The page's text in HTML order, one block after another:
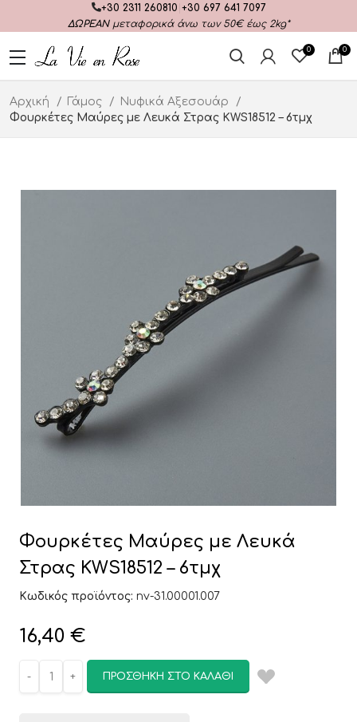
+30 2311 260810 +30 697 641 7097
ΔΩΡΕΑΝμεταφορικά άνω των 50€ έως 2kg*
0 0
Αρχική Γάμος
Νυφικά Αξεσουάρ
Φουρκέτες Μαύρες με Λευκά Στρας KWS18512 – 6τμχ
Φουρκέτες Μαύρες με Λευκά
Στρας KWS18512 – 6τμχ
Κωδικός προϊόντος: nv-31.00001.007
16,40 €
ΠΡΟΣΘΉΚΗ ΣΤΟ ΚΑΛΆΘΙ